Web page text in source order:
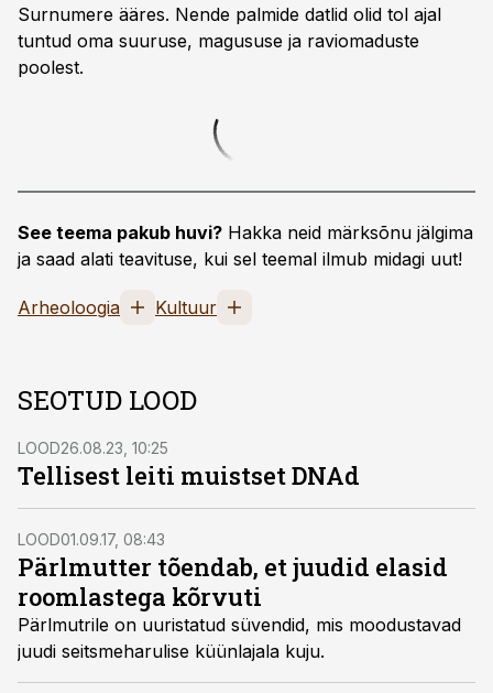
Surnumere ääres. Nende palmide datlid olid tol ajal
tuntud oma suuruse, magususe ja raviomaduste
poolest.
See teema pakub huvi? Hakka neid märksõnu jälgima
ja saad alati teavituse, kui sel teemal ilmub midagi uut!
Arheoloogia Kultuur
SEOTUD LOOD
LOOD26.08.23, 10:25
Tellisest leiti muistset DNAd
LOOD01.09.17, 08:43
Pärlmutter tõendab, et juudid elasid
roomlastega kõrvuti
Pärlmutrile on uuristatud süvendid, mis moodustavad
juudi seitsmeharulise küünlajala kuju.